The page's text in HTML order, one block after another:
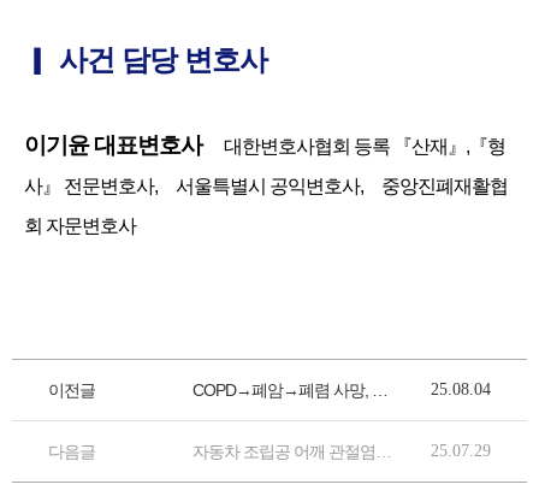
▎ 사건 담당 변호사
이기윤 대표변호사
대한변호사협회 등록 『산재』,『형
사』 전문변호사, 서울특별시 공익변호사, 중앙진폐재활협
회 자문변호사
이전글 25.08.04
다음글 25.07.29